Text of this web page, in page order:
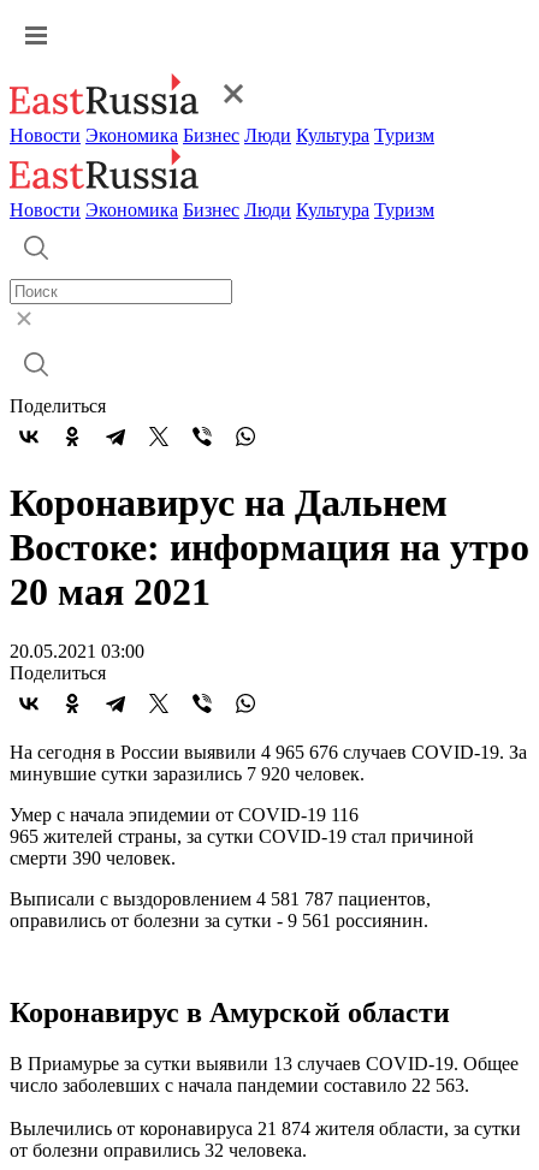
Новости Экономика Бизнес Люди Культура Туризм
Новости Экономика Бизнес Люди Культура Туризм
Поделиться
Коронавирус на Дальнем
Востоке: информация на утро
20 мая 2021
20.05.2021 03:00
Поделиться
На сегодня в России выявили 4 965 676 случаев COVID-19. За
минувшие сутки заразились 7 920 человек.
Умер с начала эпидемии от COVID-19 116
965 жителей страны, за сутки COVID-19 стал причиной
смерти 390 человек.
Выписали с выздоровлением 4 581 787 пациентов,
оправились от болезни за сутки - 9 561 россиянин.
Коронавирус в Амурской области
В Приамурье за сутки выявили 13 случаев COVID-19. Общее
число заболевших с начала пандемии составило 22 563.
Вылечились от коронавируса 21 874 жителя области, за сутки
от болезни оправились 32 человека.